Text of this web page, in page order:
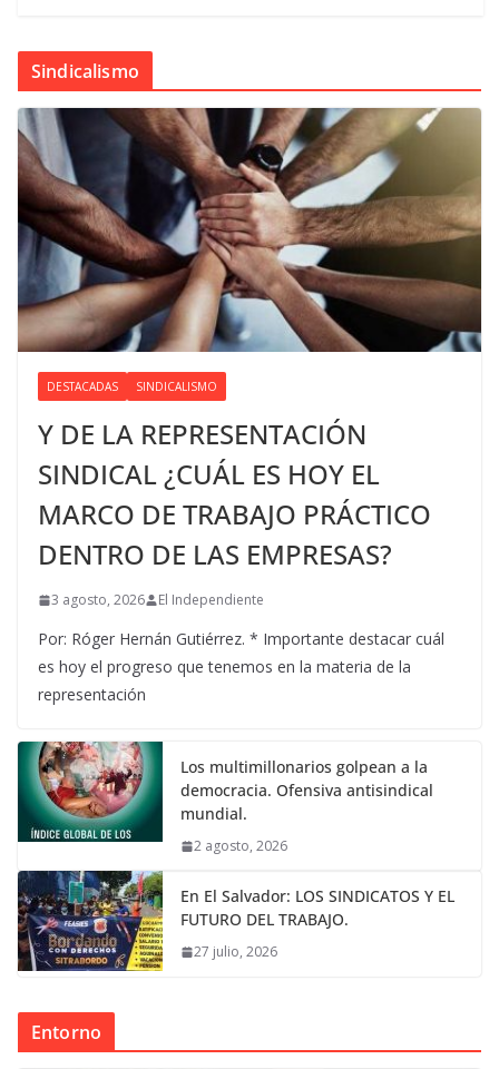
Sindicalismo
DESTACADAS SINDICALISMO
Y DE LA REPRESENTACIÓN
SINDICAL ¿CUÁL ES HOY EL
MARCO DE TRABAJO PRÁCTICO
DENTRO DE LAS EMPRESAS?
3 agosto, 2026 El Independiente
Por: Róger Hernán Gutiérrez. * Importante destacar cuál
es hoy el progreso que tenemos en la materia de la
representación
Los multimillonarios golpean a la
democracia. Ofensiva antisindical
mundial.
2 agosto, 2026
En El Salvador: LOS SINDICATOS Y EL
FUTURO DEL TRABAJO.
27 julio, 2026
Entorno